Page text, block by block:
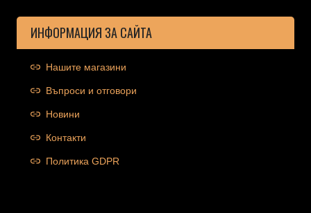
ИНФОРМАЦИЯ ЗА САЙТА
Нашите магазини
Въпроси и отговори
Новини
Контакти
Политика GDPR